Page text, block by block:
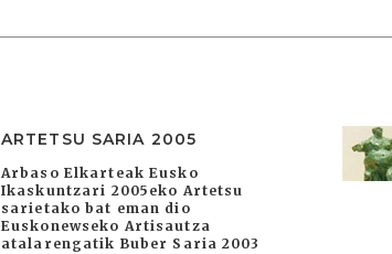
ARTETSU SARIA 2005
Arbaso Elkarteak Eusko
Ikaskuntzari 2005eko Artetsu
sarietako bat eman dio
Euskonewseko Artisautza
atalarengatik Buber Saria 2003